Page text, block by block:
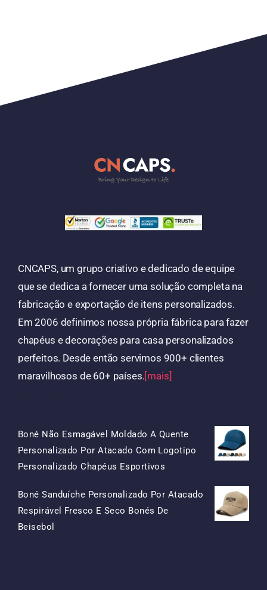
CNCAPS, um grupo criativo e dedicado de equipe
que se dedica a fornecer uma solução completa na
fabricação e exportação de itens personalizados.
Em 2006 definimos nossa própria fábrica para fazer
chapéus e decorações para casa personalizados
perfeitos. Desde então servimos 900+ clientes
maravilhosos de 60+ países.[mais]
Boné Não Esmagável Moldado A Quente
Personalizado Por Atacado Com Logotipo
Personalizado Chapéus Esportivos
Original
Era:
Atual
É:
Boné Sanduíche Personalizado Por Atacado
Respirável Fresco E Seco Bonés De
Beisebol